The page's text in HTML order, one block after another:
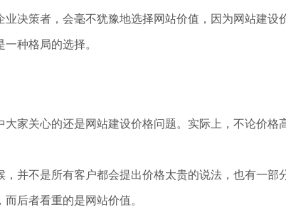
决策者，会毫不犹豫地选择网站价值，因为网站建设
种格局的选择。
家关心的还是网站建设价格问题。实际上，不论价
并不是所有客户都会提出价格太贵的说法，也有一部
后者看重的是网站价值。